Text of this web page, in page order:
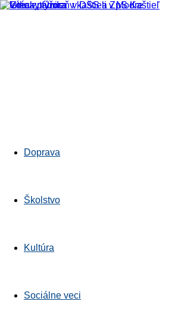
Bratislavskykraj.sk
Doprava
Školstvo
Kultúra
Sociálne veci